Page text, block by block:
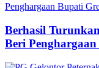
Berhasil
Beri